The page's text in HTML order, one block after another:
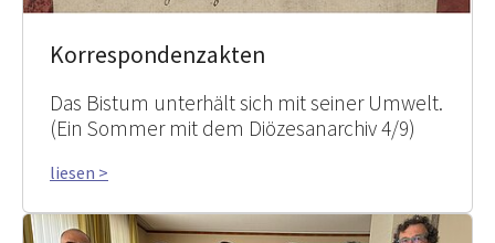
Korrespondenzakten
Das Bistum unterhält sich mit seiner Umwelt.
(Ein Sommer mit dem Diözesanarchiv 4/9)
liesen >